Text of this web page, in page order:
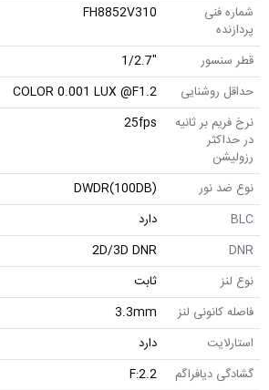
شماره فنی
پردازنده
FH8852V310
قطر سنسور
"1/2.7
حداقل روشنایی
COLOR 0.001 LUX @F1.2
نرخ فریم بر ثانیه
در حداکثر
رزولیشن
25fps
نوع ضد نور
DWDR(100DB)
BLC
دارد
DNR
2D/3D DNR
نوع لنز
ثابت
فاصله کانونی لنز
3.3mm
استارلایت
دارد
گشادگی دیافراگم
F:2.2